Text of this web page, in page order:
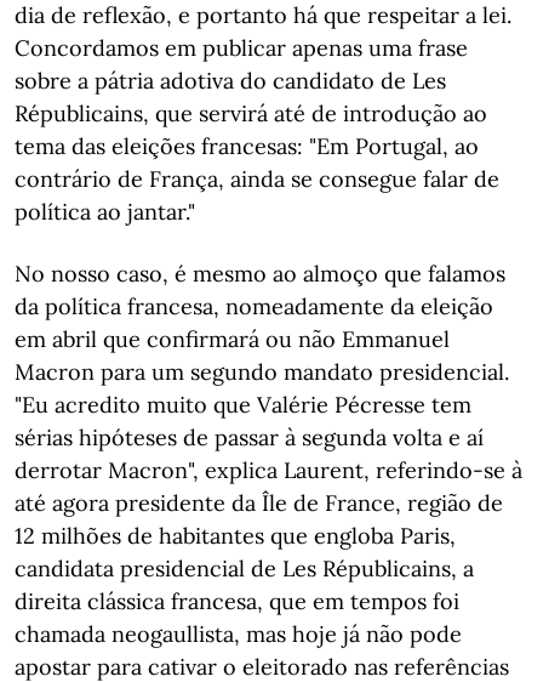
dia de reflexão, e portanto há que respeitar a lei.
Concordamos em publicar apenas uma frase
sobre a pátria adotiva do candidato de Les
Républicains, que servirá até de introdução ao
tema das eleições francesas: "Em Portugal, ao
contrário de França, ainda se consegue falar de
política ao jantar."
No nosso caso, é mesmo ao almoço que falamos
da política francesa, nomeadamente da eleição
em abril que confirmará ou não Emmanuel
Macron para um segundo mandato presidencial.
"Eu acredito muito que Valérie Pécresse tem
sérias hipóteses de passar à segunda volta e aí
derrotar Macron", explica Laurent, referindo-se à
até agora presidente da Île de France, região de
12 milhões de habitantes que engloba Paris,
candidata presidencial de Les Républicains, a
direita clássica francesa, que em tempos foi
chamada neogaullista, mas hoje já não pode
apostar para cativar o eleitorado nas referências